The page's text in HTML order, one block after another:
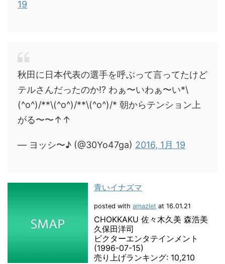
19
秋田に日本代表の選手を呼ぶって言ってたけど
テルさんだったのか⁉︎ わぁ〜いわぁ〜い*\
(^o^)/**\(^o^)/**\(^o^)/* 朝からテンション上
がる〜〜↑↑
— ヨッシ〜♪ (@30Yo47ga) 2016, 1月 19
青いイナズマ
posted with amazlet at 16.01.21
CHOKKAKU 佐々木久美 森浩美
久保田洋司
ビクターエンタテインメント
(1996-07-15)
売り上げランキング: 10,210